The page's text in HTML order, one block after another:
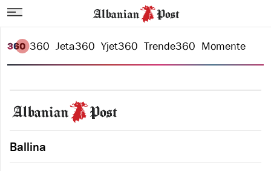
360 Jeta360 Yjet360 Trende360 Momente
Ballina